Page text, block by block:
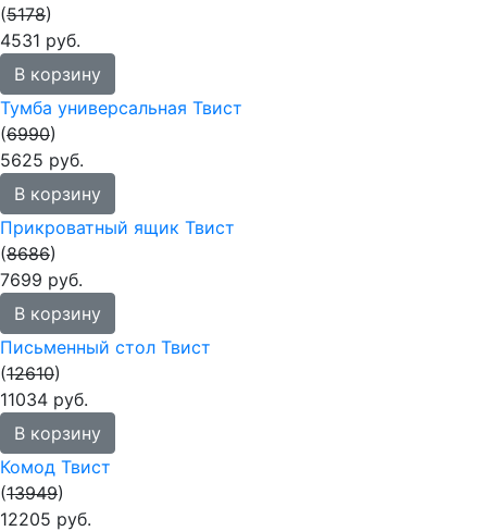
(5178)
4531 руб.
В корзину
Тумба универсальная Твист
(6990)
5625 руб.
В корзину
Прикроватный ящик Твист
(8686)
7699 руб.
В корзину
Письменный стол Твист
(12610)
11034 руб.
В корзину
Комод Твист
(13949)
12205 руб.